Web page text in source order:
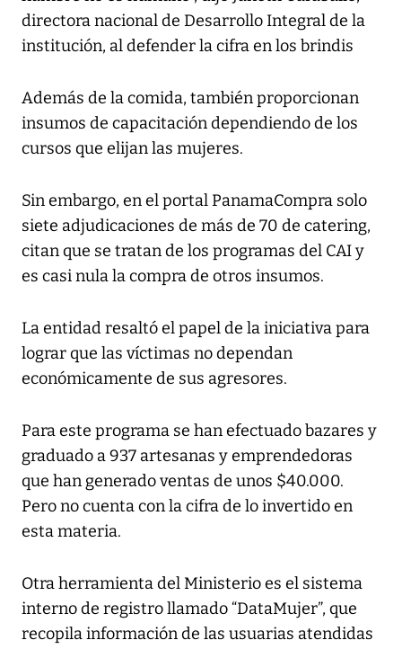
directora nacional de Desarrollo Integral de la
institución, al defender la cifra en los brindis
Además de la comida, también proporcionan
insumos de capacitación dependiendo de los
cursos que elijan las mujeres.
Sin embargo, en el portal PanamaCompra solo
siete adjudicaciones de más de 70 de catering,
citan que se tratan de los programas del CAI y
es casi nula la compra de otros insumos.
La entidad resaltó el papel de la iniciativa para
lograr que las víctimas no dependan
económicamente de sus agresores.
Para este programa se han efectuado bazares y
graduado a 937 artesanas y emprendedoras
que han generado ventas de unos $40.000.
Pero no cuenta con la cifra de lo invertido en
esta materia.
Otra herramienta del Ministerio es el sistema
interno de registro llamado “DataMujer”, que
recopila información de las usuarias atendidas